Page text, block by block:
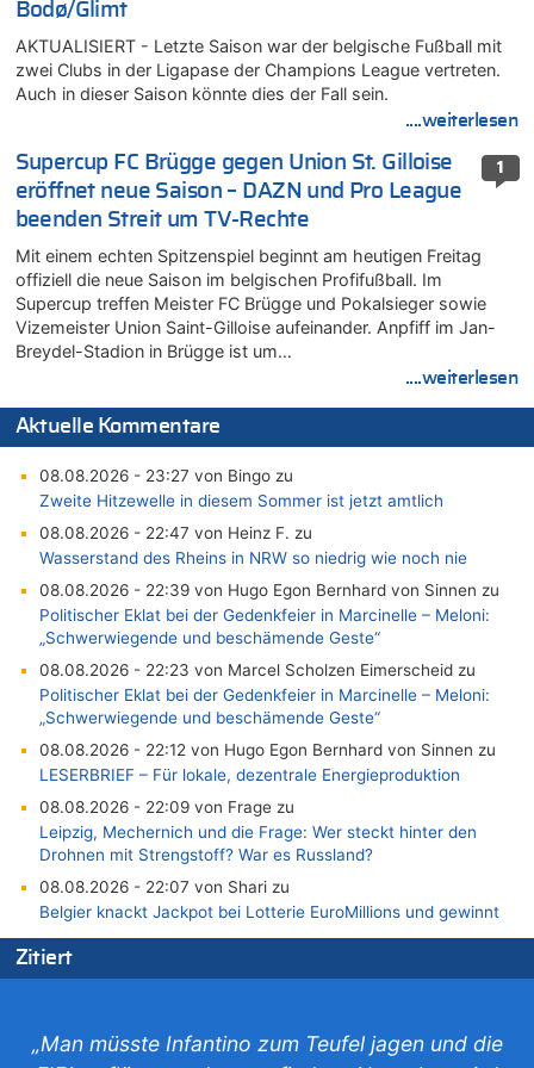
Bodø/Glimt
AKTUALISIERT - Letzte Saison war der belgische Fußball mit
zwei Clubs in der Ligapase der Champions League vertreten.
Auch in dieser Saison könnte dies der Fall sein.
....weiterlesen
1
Supercup FC Brügge gegen Union St. Gilloise
eröffnet neue Saison – DAZN und Pro League
beenden Streit um TV-Rechte
Mit einem echten Spitzenspiel beginnt am heutigen Freitag
offiziell die neue Saison im belgischen Profifußball. Im
Supercup treffen Meister FC Brügge und Pokalsieger sowie
Vizemeister Union Saint-Gilloise aufeinander. Anpfiff im Jan-
Breydel-Stadion in Brügge ist um…
....weiterlesen
Aktuelle Kommentare
08.08.2026 - 23:27 von Bingo zu
Zweite Hitzewelle in diesem Sommer ist jetzt amtlich
08.08.2026 - 22:47 von Heinz F. zu
Wasserstand des Rheins in NRW so niedrig wie noch nie
08.08.2026 - 22:39 von Hugo Egon Bernhard von Sinnen zu
Politischer Eklat bei der Gedenkfeier in Marcinelle – Meloni:
„Schwerwiegende und beschämende Geste“
08.08.2026 - 22:23 von Marcel Scholzen Eimerscheid zu
Politischer Eklat bei der Gedenkfeier in Marcinelle – Meloni:
„Schwerwiegende und beschämende Geste“
08.08.2026 - 22:12 von Hugo Egon Bernhard von Sinnen zu
LESERBRIEF – Für lokale, dezentrale Energieproduktion
08.08.2026 - 22:09 von Frage zu
Leipzig, Mechernich und die Frage: Wer steckt hinter den
Drohnen mit Strengstoff? War es Russland?
08.08.2026 - 22:07 von Shari zu
Belgier knackt Jackpot bei Lotterie EuroMillions und gewinnt
mehr als 111 Millionen €
08.08.2026 - 21:46 von Frage zu
08.08.2026 - 21:33 von Frage zu
Zitiert
„Man müsste Infantino zum Teufel jagen und die